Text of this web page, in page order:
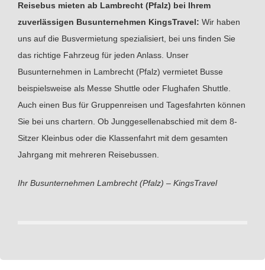
Reisebus mieten ab Lambrecht (Pfalz) bei Ihrem
zuverlässigen Busunternehmen KingsTravel: Wir haben
uns auf die Busvermietung spezialisiert, bei uns finden Sie
das richtige Fahrzeug für jeden Anlass. Unser
Busunternehmen in Lambrecht (Pfalz) vermietet Busse
beispielsweise als Messe Shuttle oder Flughafen Shuttle.
Auch einen Bus für Gruppenreisen und Tagesfahrten können
Sie bei uns chartern. Ob Junggesellenabschied mit dem 8-
Sitzer Kleinbus oder die Klassenfahrt mit dem gesamten
Jahrgang mit mehreren Reisebussen.
Ihr Busunternehmen Lambrecht (Pfalz) – KingsTravel